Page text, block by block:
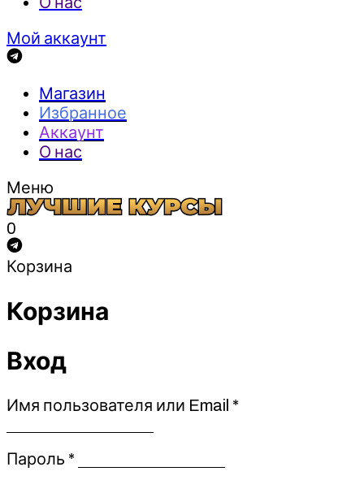
Мой аккаунт
Магазин
Избранное
Аккаунт
О нас
Меню
0
Корзина
Корзина
Вход
Имя пользователя или Email *Обязательно
Пароль *Обязательно